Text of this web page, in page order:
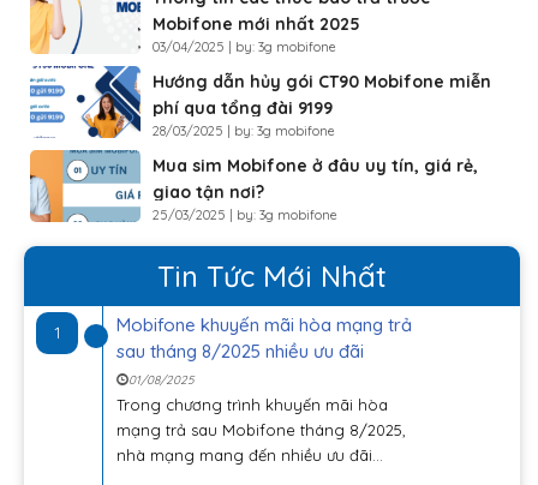
Mobifone mới nhất 2025
03/04/2025 | by: 3g mobifone
Hướng dẫn hủy gói CT90 Mobifone miễn
phí qua tổng đài 9199
28/03/2025 | by: 3g mobifone
Mua sim Mobifone ở đâu uy tín, giá rẻ,
giao tận nơi?
25/03/2025 | by: 3g mobifone
Tin Tức Mới Nhất
1
Mobifone khuyến mãi hòa mạng trả
sau tháng 8/2025 nhiều ưu đãi
01/08/2025
Trong chương trình khuyến mãi hòa
mạng trả sau Mobifone tháng 8/2025,
nhà mạng mang đến nhiều ưu đãi...